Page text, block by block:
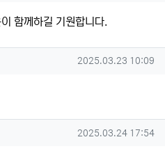
함께하길 기원합니다.
작성일
2025.03.23 10:09
작성일
2025.03.24 17:54